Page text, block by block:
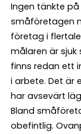
Ingen tänkte
småföretagen
företag i
målaren är
finns redan ett
i arbete. Det är
har avsevärt
Bland
obefintlig.